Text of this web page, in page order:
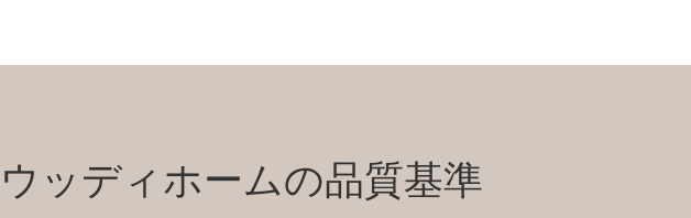
ウッディホームの品質基準